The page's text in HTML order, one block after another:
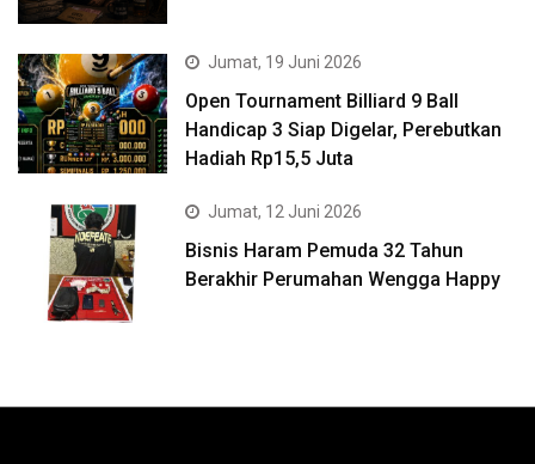
Jumat, 19 Juni 2026
Open Tournament Billiard 9 Ball
Handicap 3 Siap Digelar, Perebutkan
Hadiah Rp15,5 Juta
Jumat, 12 Juni 2026
Bisnis Haram Pemuda 32 Tahun
Berakhir Perumahan Wengga Happy